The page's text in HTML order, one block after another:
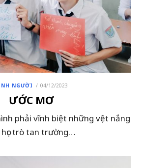
NGƯỜI
POSTED
04/12/2023
ƯỚC MƠ
phải vĩnh biệt những vệt nắng
trò tan trường…